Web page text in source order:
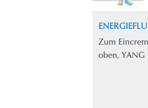
Zum
oben, YANG